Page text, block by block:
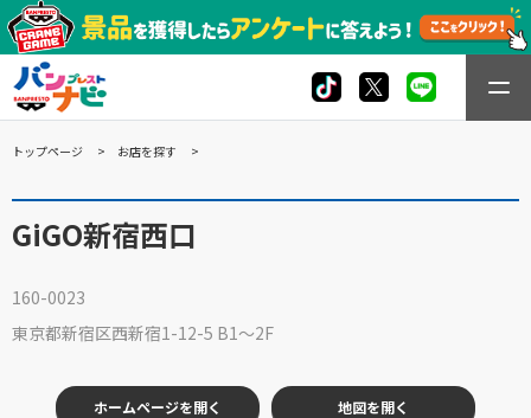
トップページ お店を探す
GiGO新宿西口
160-0023
東京都新宿区西新宿1-12-5 B1～2F
ホームページを開く 地図を開く